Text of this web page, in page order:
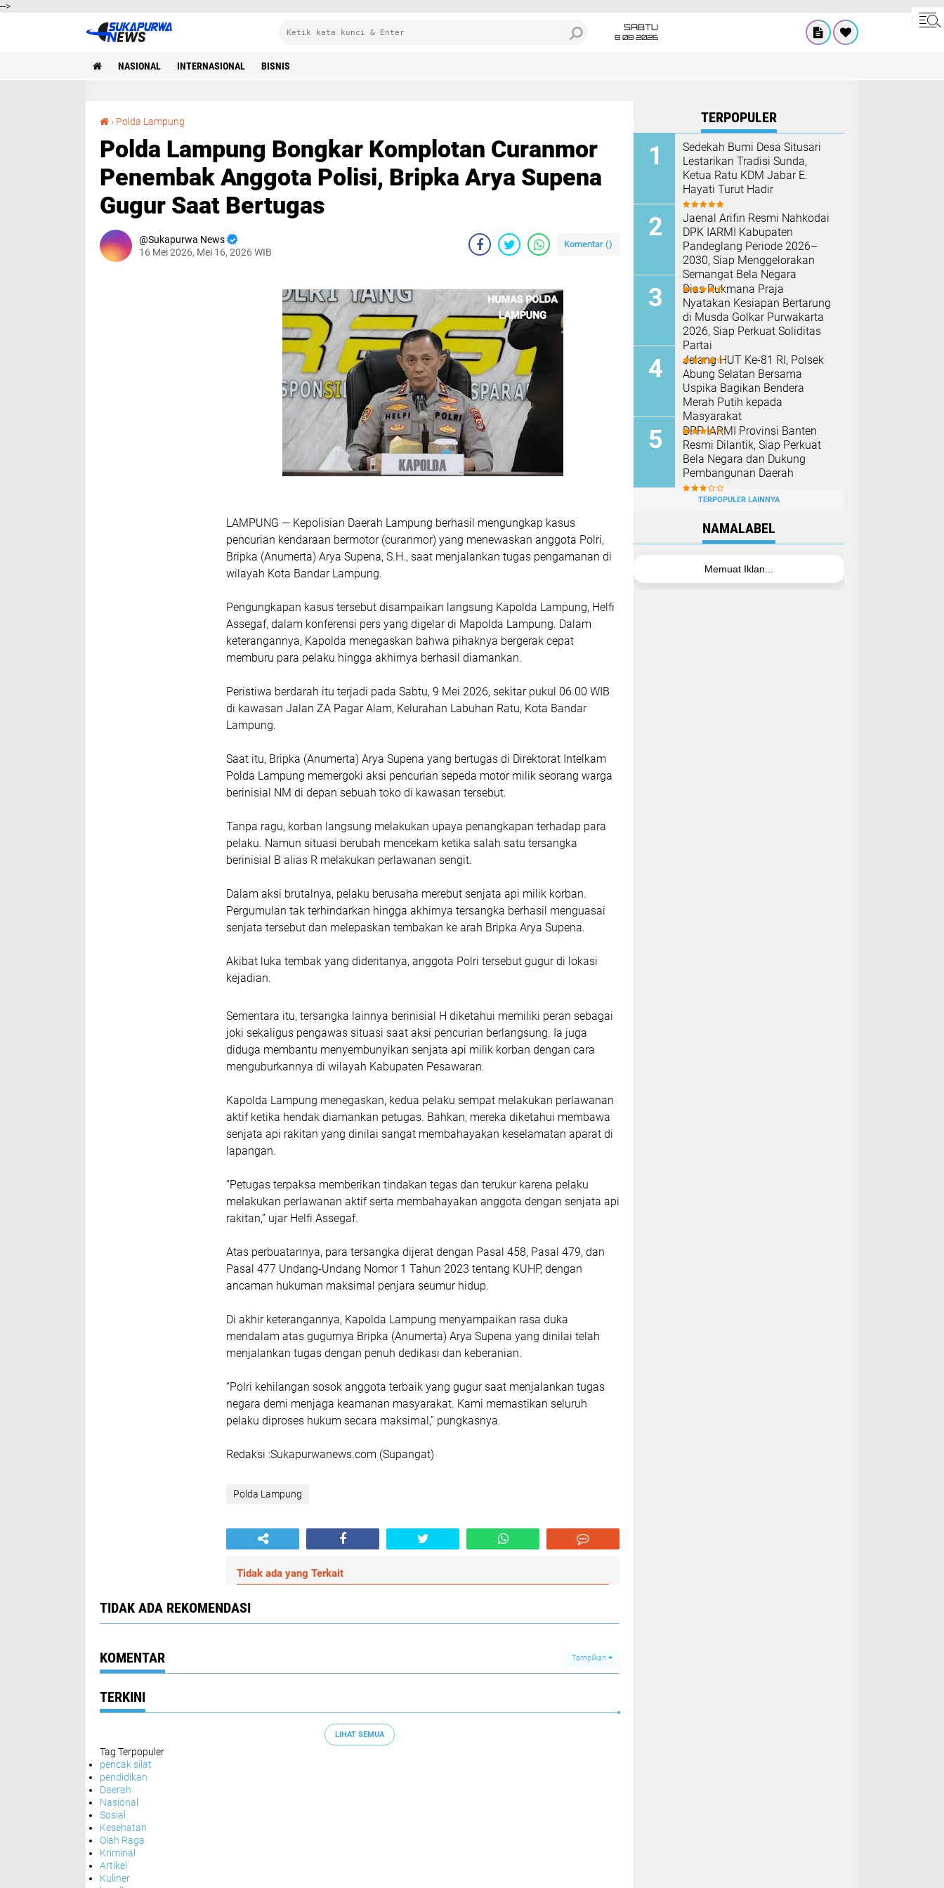
-->
SABTU
8 08 2026
NASIONAL INTERNASIONAL BISNIS
› Polda Lampung
Polda Lampung Bongkar Komplotan Curanmor
Penembak Anggota Polisi, Bripka Arya Supena
Gugur Saat Bertugas
Sukapurwa News
16 Mei 2026, Mei 16, 2026 WIB
Komentar ()
LAMPUNG — Kepolisian Daerah Lampung berhasil mengungkap kasus
pencurian kendaraan bermotor (curanmor) yang menewaskan anggota Polri,
Bripka (Anumerta) Arya Supena, S.H., saat menjalankan tugas pengamanan di
wilayah Kota Bandar Lampung.
Pengungkapan kasus tersebut disampaikan langsung Kapolda Lampung, Helfi
Assegaf, dalam konferensi pers yang digelar di Mapolda Lampung. Dalam
keterangannya, Kapolda menegaskan bahwa pihaknya bergerak cepat
memburu para pelaku hingga akhirnya berhasil diamankan.
Peristiwa berdarah itu terjadi pada Sabtu, 9 Mei 2026, sekitar pukul 06.00 WIB
di kawasan Jalan ZA Pagar Alam, Kelurahan Labuhan Ratu, Kota Bandar
Lampung.
Saat itu, Bripka (Anumerta) Arya Supena yang bertugas di Direktorat Intelkam
Polda Lampung memergoki aksi pencurian sepeda motor milik seorang warga
berinisial NM di depan sebuah toko di kawasan tersebut.
Tanpa ragu, korban langsung melakukan upaya penangkapan terhadap para
pelaku. Namun situasi berubah mencekam ketika salah satu tersangka
berinisial B alias R melakukan perlawanan sengit.
Dalam aksi brutalnya, pelaku berusaha merebut senjata api milik korban.
Pergumulan tak terhindarkan hingga akhirnya tersangka berhasil menguasai
senjata tersebut dan melepaskan tembakan ke arah Bripka Arya Supena.
Akibat luka tembak yang dideritanya, anggota Polri tersebut gugur di lokasi
kejadian.
Sementara itu, tersangka lainnya berinisial H diketahui memiliki peran sebagai
joki sekaligus pengawas situasi saat aksi pencurian berlangsung. Ia juga
diduga membantu menyembunyikan senjata api milik korban dengan cara
menguburkannya di wilayah Kabupaten Pesawaran.
Kapolda Lampung menegaskan, kedua pelaku sempat melakukan perlawanan
aktif ketika hendak diamankan petugas. Bahkan, mereka diketahui membawa
senjata api rakitan yang dinilai sangat membahayakan keselamatan aparat di
lapangan.
“Petugas terpaksa memberikan tindakan tegas dan terukur karena pelaku
melakukan perlawanan aktif serta membahayakan anggota dengan senjata api
rakitan,” ujar Helfi Assegaf.
Atas perbuatannya, para tersangka dijerat dengan Pasal 458, Pasal 479, dan
Pasal 477 Undang-Undang Nomor 1 Tahun 2023 tentang KUHP, dengan
ancaman hukuman maksimal penjara seumur hidup.
Di akhir keterangannya, Kapolda Lampung menyampaikan rasa duka
mendalam atas gugurnya Bripka (Anumerta) Arya Supena yang dinilai telah
menjalankan tugas dengan penuh dedikasi dan keberanian.
“Polri kehilangan sosok anggota terbaik yang gugur saat menjalankan tugas
negara demi menjaga keamanan masyarakat. Kami memastikan seluruh
pelaku diproses hukum secara maksimal,” pungkasnya.
Redaksi :Sukapurwanews.com (Supangat)
Polda Lampung
Tidak ada yang Terkait
TIDAK ADA REKOMENDASI
KOMENTAR Tampilkan
TERKINI
LIHAT SEMUA
Tag Terpopuler
pencak silat
pendidikan
Daerah
Nasional
Sosial
Kesehatan
Olah Raga
Kriminal
Artikel
Kuliner
TERPOPULER
Sedekah Bumi Desa Situsari
Lestarikan Tradisi Sunda,
Ketua Ratu KDM Jabar E.
Hayati Turut Hadir
Jaenal Arifin Resmi Nahkodai
DPK IARMI Kabupaten
Pandeglang Periode 2026–
2030, Siap Menggelorakan
Semangat Bela Negara
Dias Rukmana Praja
Nyatakan Kesiapan Bertarung
di Musda Golkar Purwakarta
2026, Siap Perkuat Soliditas
Partai
Jelang HUT Ke-81 RI, Polsek
Abung Selatan Bersama
Uspika Bagikan Bendera
Merah Putih kepada
Masyarakat
DPP IARMI Provinsi Banten
Resmi Dilantik, Siap Perkuat
Bela Negara dan Dukung
Pembangunan Daerah
TERPOPULER LAINNYA
NAMALABEL
Memuat Iklan...